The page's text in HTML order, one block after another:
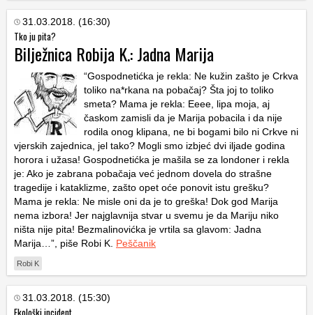
31.03.2018. (16:30)
Tko ju pita?
Bilježnica Robija K.: Jadna Marija
“Gospodnetićka je rekla: Ne kužin zašto je Crkva
toliko na*rkana na pobačaj? Šta joj to toliko
smeta? Mama je rekla: Eeee, lipa moja, aj
časkom zamisli da je Marija pobacila i da nije
rodila onog klipana, ne bi bogami bilo ni Crkve ni
vjerskih zajednica, jel tako? Mogli smo izbjeć dvi iljade godina
horora i užasa! Gospodnetićka je mašila se za londoner i rekla
je: Ako je zabrana pobačaja već jednom dovela do strašne
tragedije i kataklizme, zašto opet oće ponovit istu grešku?
Mama je rekla: Ne misle oni da je to greška! Dok god Marija
nema izbora! Jer najglavnija stvar u svemu je da Mariju niko
ništa nije pita! Bezmalinovićka je vrtila sa glavom: Jadna
Marija…”, piše Robi K. Peščanik
Robi K
31.03.2018. (15:30)
Ekološki incident